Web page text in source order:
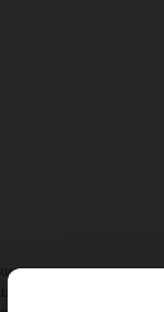
и экзотическим